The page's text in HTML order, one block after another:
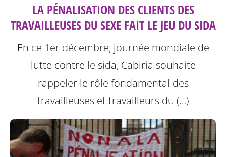
LA PÉNALISATION DES CLIENTS DES
TRAVAILLEUSES DU SEXE FAIT LE JEU DU SIDA
En ce 1er décembre, journée mondiale de
lutte contre le sida, Cabiria souhaite
rappeler le rôle fondamental des
travailleuses et travailleurs du (…)